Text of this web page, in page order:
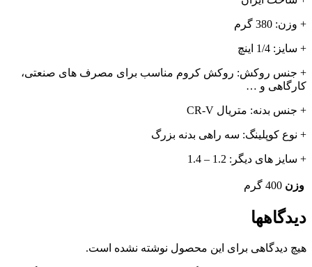
+ وزن: 380 گرم
+ سایز: 1/4 اینچ
+ جنس روکش: روکش کروم مناسب برای مصرف های صنعتی،
کارگاهی و …
+ جنس بدنه: متریال CR-V
+ نوع کوپلینگ: سه راهی بدنه بزرگ
+ سایز های دیگر: 1.2 – 1.4
وزن 400 گرم
دیدگاهها
هیچ دیدگاهی برای این محصول نوشته نشده است.